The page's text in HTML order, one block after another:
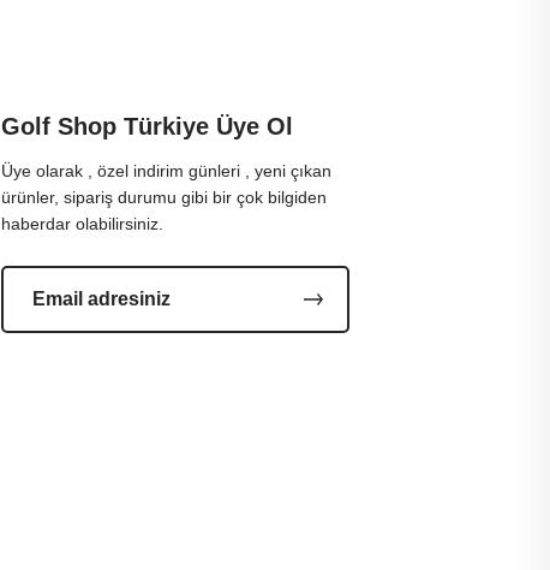
Golf Shop Türkiye Üye Ol
Üye olarak , özel indirim günleri , yeni çıkan
ürünler, sipariş durumu gibi bir çok bilgiden
haberdar olabilirsiniz.